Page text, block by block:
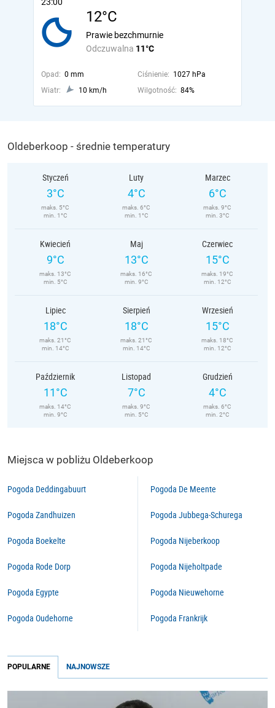
12°C
Odczuwalna 11°C
Prawie bezchmurnie
Opad: 0 mm Ciśnienie: 1027 hPa
Wiatr:
10 km/h Wilgotność: 84%
Oldeberkoop - średnie temperatury
Styczeń
3°C
maks. 5°C
min. 1°C
Luty
4°C
maks. 6°C
min. 1°C
Marzec
6°C
maks. 9°C
min. 3°C
Kwiecień
9°C
maks. 13°C
min. 5°C
Maj
13°C
maks. 16°C
min. 9°C
Czerwiec
15°C
maks. 19°C
min. 12°C
Lipiec
18°C
maks. 21°C
min. 14°C
Sierpień
18°C
maks. 21°C
min. 14°C
Wrzesień
15°C
maks. 18°C
min. 12°C
Październik
11°C
maks. 14°C
min. 9°C
Listopad
7°C
maks. 9°C
min. 5°C
Grudzień
4°C
maks. 6°C
min. 2°C
Miejsca w pobliżu Oldeberkoop
Pogoda Deddingabuurt
Pogoda Zandhuizen
Pogoda Boekelte
Pogoda Rode Dorp
Pogoda Egypte
Pogoda Oudehorne
Pogoda De Meente
Pogoda Jubbega-Schurega
Pogoda Nijeberkoop
Pogoda Nijeholtpade
Pogoda Nieuwehorne
Pogoda Frankrijk
POPULARNE NAJNOWSZE